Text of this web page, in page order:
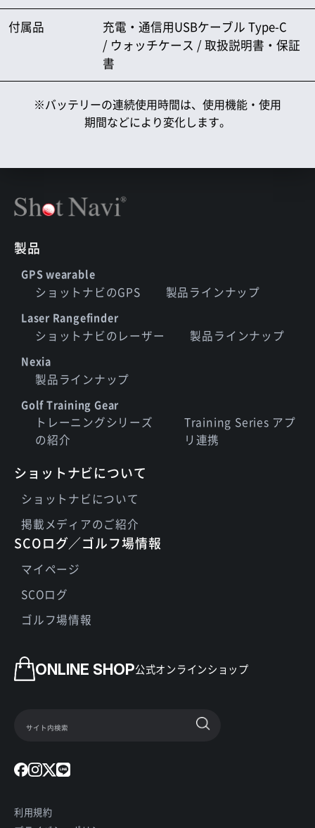
付属品
充電・通信用USBケーブル Type-C
/ ウォッチケース / 取扱説明書・保証
書
※バッテリーの連続使用時間は、使用機能・使用
期間などにより変化します。
ONLINE SHOP公式オンラインショップ
利用規約
製品
GPS wearable
ショットナビのGPS 製品ラインナップ
Laser Rangefinder
ショットナビのレーザー 製品ラインナップ
Nexia
製品ラインナップ
Golf Training Gear
トレーニングシリーズ
の紹介
Training Series アプ
リ連携
ショットナビについて
ショットナビについて
掲載メディアのご紹介
SCOログ／ゴルフ場情報
マイページ
SCOログ
ゴルフ場情報